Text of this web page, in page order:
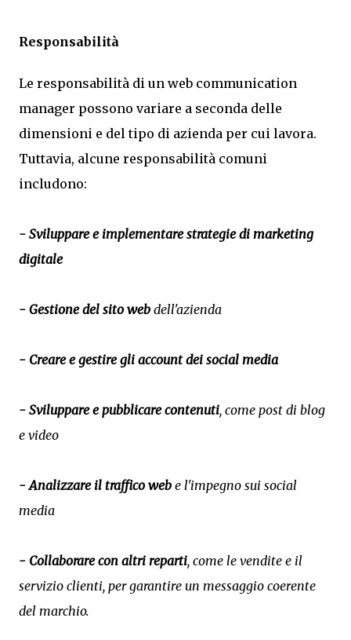
Responsabilità
Le responsabilità di un web communication
manager possono variare a seconda delle
dimensioni e del tipo di azienda per cui lavora.
Tuttavia, alcune responsabilità comuni
includono:
- Sviluppare e implementare strategie di marketing
digitale
- Gestione del sito web dell'azienda
- Creare e gestire gli account dei social media
- Sviluppare e pubblicare contenuti, come post di blog
e video
- Analizzare il traffico web e l'impegno sui social
media
- Collaborare con altri reparti, come le vendite e il
servizio clienti, per garantire un messaggio coerente
del marchio.